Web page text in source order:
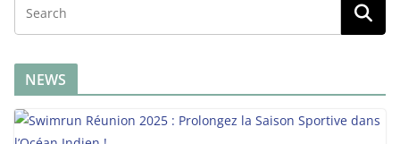
NEWS